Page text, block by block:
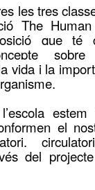
les tres
The
que té
vida i la
estem
el
del